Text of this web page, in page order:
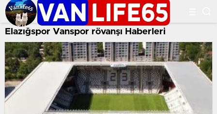
Elazığspor Vanspor rövanşı Haberleri